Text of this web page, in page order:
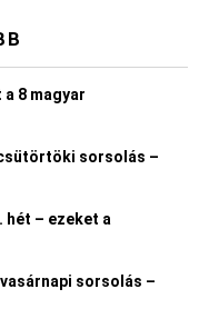
8 magyar
sorsolás –
hét – ezeket a
sorsolás –